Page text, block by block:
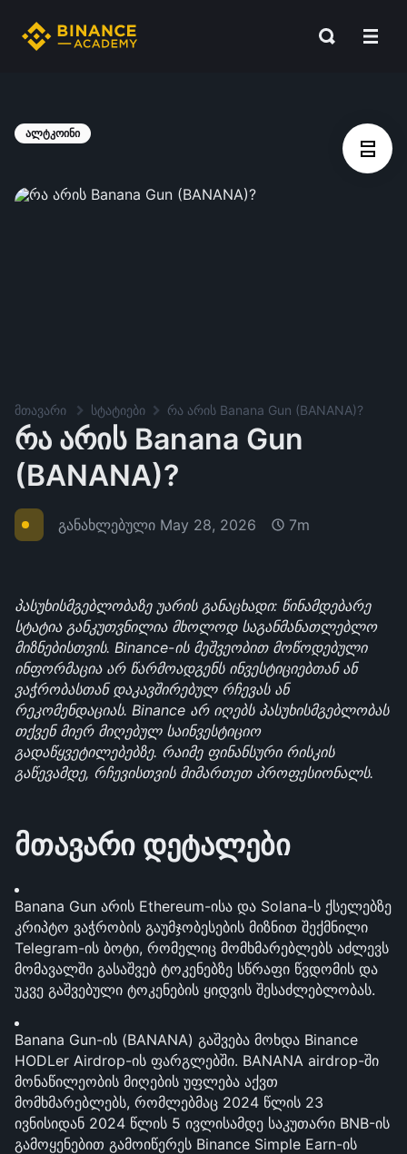
ალტკოინი
მთავარი სტატიები რა არის Banana Gun (BANANA)?
რა არის Banana Gun
(BANANA)?
განახლებული May 28, 2026 7m
პასუხისმგებლობაზე უარის განაცხადი: წინამდებარე
სტატია განკუთვნილია მხოლოდ საგანმანათლებლო
მიზნებისთვის. Binance-ის მეშვეობით მოწოდებული
ინფორმაცია არ წარმოადგენს ინვესტიციებთან ან
ვაჭრობასთან დაკავშირებულ რჩევას ან
რეკომენდაციას. Binance არ იღებს პასუხისმგებლობას
თქვენ მიერ მიღებულ საინვესტიციო
გადაწყვეტილებებზე. რაიმე ფინანსური რისკის
გაწევამდე, რჩევისთვის მიმართეთ პროფესიონალს.
მთავარი დეტალები
Banana Gun არის Ethereum-ისა და Solana-ს ქსელებზე
კრიპტო ვაჭრობის გაუმჯობესების მიზნით შექმნილი
Telegram-ის ბოტი, რომელიც მომხმარებლებს აძლევს
მომავალში გასაშვებ ტოკენებზე სწრაფი წვდომის და
უკვე გაშვებული ტოკენების ყიდვის შესაძლებლობას.
Banana Gun-ის (BANANA) გაშვება მოხდა Binance
HODLer Airdrop-ის ფარგლებში. BANANA airdrop-ში
მონაწილეობის მიღების უფლება აქვთ
მომხმარებლებს, რომლებმაც 2024 წლის 23
ივნისიდან 2024 წლის 5 ივლისამდე საკუთარი BNB-ის
გამოყენებით გამოიწერეს Binance Simple Earn-ის